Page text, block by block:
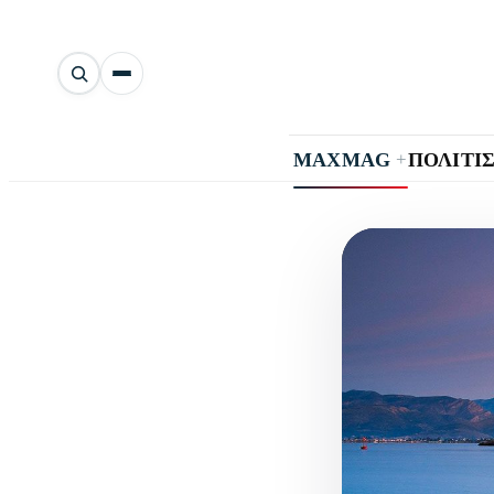
Αναζήτηση
άρθρων
MAXMAG +